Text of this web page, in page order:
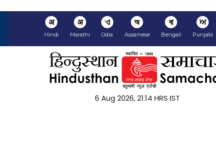
अ
Hindi
अ
Marathi
ଏ
Odia
অ
Assamese
বা
Bengali
ਅ
Punjabi
6 Aug 2026, 21:15 HRS IST